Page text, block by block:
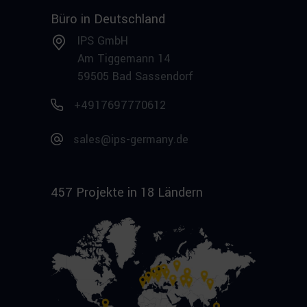
Büro in Deutschland
IPS GmbH
Am Tiggemann 14
59505 Bad Sassendorf
+4917697770612
sales@ips-germany.de
457 Projekte in 18 Ländern